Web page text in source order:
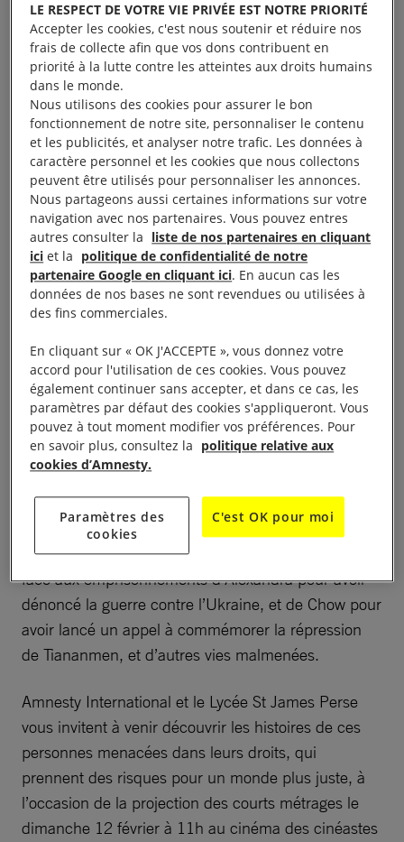
Projection de courts métrages 10 jours pour signer
de 11h à 12h30, 7 avenue de Clichy Paris
Être lycéen.ne, avoir 16 ans, s’interroger sur
l’égalité, la justice et agir pour défendre les droits
humains. C’est l’histoire d’un groupe de lycéen.ne.s
et de leur professeur de cinéma, qui pendant
personnes ou groupes de personnes défendues par
Amnesty International et ont choisi de raconter leurs
histoires avec des images. Dorgelesse, Vahid,
Shahnewaz, Alexandra, Luis Manuel, Zineb et
d’autres militant.e.s des droits humains deviennent
plus visibles grâce à leurs 10 courts métrages qui
nous plongent dans les violences que le régime
iranien a infligées à Vahid et ses frères pour avoir
manifesté pour dénoncer la pauvreté, nous mettent
face aux emprisonnements d’Alexandra pour avoir
dénoncé la guerre contre l’Ukraine, et de Chow pour
avoir lancé un appel à commémorer la répression
de Tiananmen, et d’autres vies malmenées.
Amnesty International et le Lycée St James Perse
vous invitent à venir découvrir les histoires de ces
personnes menacées dans leurs droits, qui
prennent des risques pour un monde plus juste, à
l’occasion de la projection des courts métrages le
dimanche 12 février à 11h au cinéma des cinéastes
LE RESPECT DE VOTRE VIE PRIVÉE EST NOTRE PRIORITÉ
Accepter les cookies, c'est nous soutenir et réduire nos
frais de collecte afin que vos dons contribuent en
priorité à la lutte contre les atteintes aux droits humains
dans le monde.
Nous utilisons des cookies pour assurer le bon
fonctionnement de notre site, personnaliser le contenu
et les publicités, et analyser notre trafic. Les données à
caractère personnel et les cookies que nous collectons
peuvent être utilisés pour personnaliser les annonces.
Nous partageons aussi certaines informations sur votre
navigation avec nos partenaires. Vous pouvez entres
autres consulter la liste de nos partenaires en cliquant
ici et la politique de confidentialité de notre
partenaire Google en cliquant ici. En aucun cas les
données de nos bases ne sont revendues ou utilisées à
des fins commerciales.
En cliquant sur « OK J'ACCEPTE », vous donnez votre
accord pour l'utilisation de ces cookies. Vous pouvez
également continuer sans accepter, et dans ce cas, les
paramètres par défaut des cookies s'appliqueront. Vous
pouvez à tout moment modifier vos préférences. Pour
en savoir plus, consultez la politique relative aux
cookies d’Amnesty.
Paramètres des
cookies
C'est OK pour moi